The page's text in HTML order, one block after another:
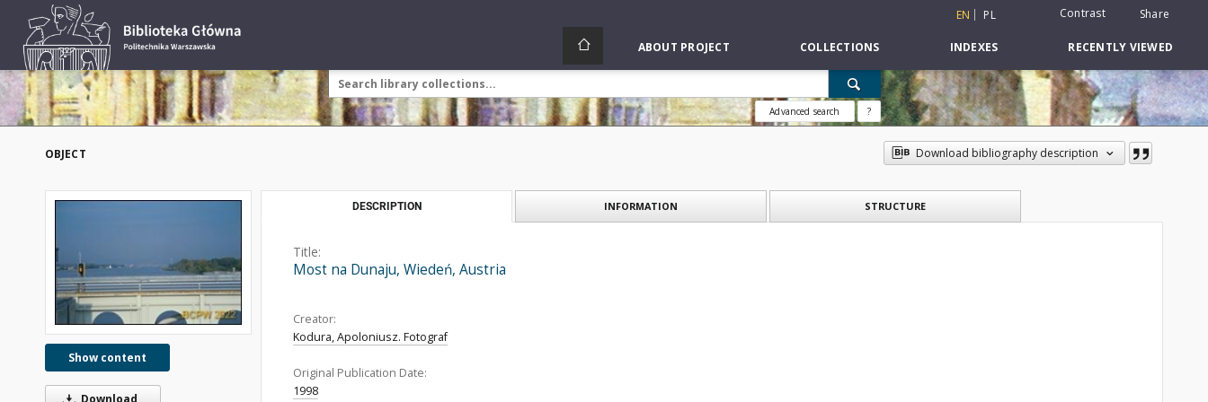
EN PL Contrast Share
ABOUT PROJECT COLLECTIONS INDEXES RECENTLY VIEWED
Advanced search ?
OBJECT Download bibliography description
Show content
Download
DESCRIPTION INFORMATION STRUCTURE
Title:
Most na Dunaju, Wiedeń, Austria
Creator:
Kodura, Apoloniusz. Fotograf
Original Publication Date:
1998